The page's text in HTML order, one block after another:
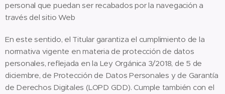
personal que puedan ser recabados por la navegación a
través del sitio Web
​En este sentido, el Titular garantiza el cumplimiento de la
normativa vigente en materia de protección de datos
personales, reflejada en la Ley Orgánica 3/2018, de 5 de
diciembre, de Protección de Datos Personales y de Garantía
de Derechos Digitales (LOPD GDD). Cumple también con el